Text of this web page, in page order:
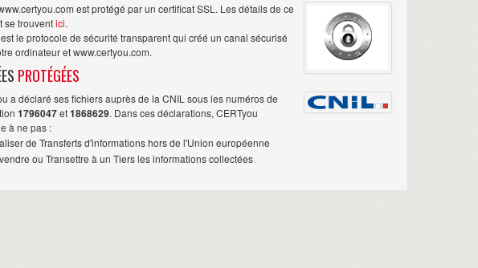
est protégé par un certificat SSL. Les détails de ce
se trouventici.
le protocole de sécurité transparent qui créé un canal sécurisé
ordinateur et www.certyou.com.
PROTÉGÉES
a déclaré ses fichiers auprès de la CNIL sous les numéros de
1796047et1868629. Dans ces déclarations, CERTyou
à ne pas :
de Transferts d'informations hors de l'Union européenne
ou Transettre à un Tiers les informations collectées